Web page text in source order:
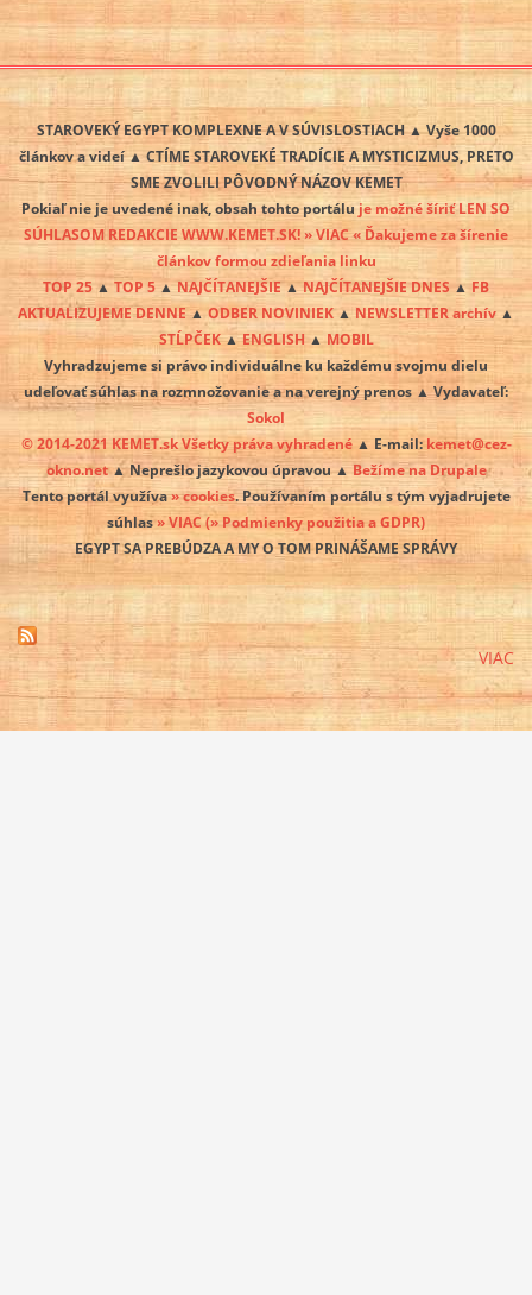
STAROVEKÝ EGYPT KOMPLEXNE A V SÚVISLOSTIACH ▲ Vyše 1000
článkov a videí ▲ CTÍME STAROVEKÉ TRADÍCIE A MYSTICIZMUS, PRETO
SME ZVOLILI PÔVODNÝ NÁZOV KEMET
Pokiaľ nie je uvedené inak, obsah tohto portálu je možné šíriť LEN SO
SÚHLASOM REDAKCIE WWW.KEMET.SK! » VIAC « Ďakujeme za šírenie
článkov formou zdieľania linku
TOP 25 ▲ TOP 5▲NAJČÍTANEJŠIE▲NAJČÍTANEJŠIE DNES ▲FB
AKTUALIZUJEME DENNE▲ODBER NOVINIEK▲ NEWSLETTER archív ▲
STĹPČEK▲ENGLISH▲MOBIL
Vyhradzujeme si právo individuálne ku každému svojmu dielu
udeľovať súhlas na rozmnožovanie a na verejný prenos ▲ Vydavateľ:
Sokol
© 2014-2021 KEMET.sk Všetky práva vyhradené▲ E-mail: kemet@cez-
okno.net▲ Neprešlo jazykovou úpravou ▲ Bežíme na Drupale
Tento portál využíva» cookies. Používaním portálu s tým vyjadrujete
súhlas» VIAC(» Podmienky použitia a GDPR)
EGYPT SA PREBÚDZA A MY O TOM PRINÁŠAME SPRÁVY
VIAC